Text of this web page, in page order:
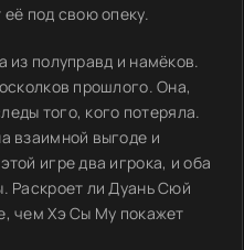
под свою опеку.
из полуправд и намёков.
прошлого. Она,
того, кого потеряла.
взаимной выгоде и
игре два игрока, и оба
Раскроет ли Дуань Сюй
чем Хэ Сы Му покажет